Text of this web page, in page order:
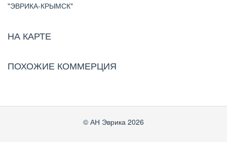
"ЭВРИКА-КРЫМСК"
НА КАРТЕ
ПОХОЖИЕ КОММЕРЦИЯ
© АН Эврика 2026